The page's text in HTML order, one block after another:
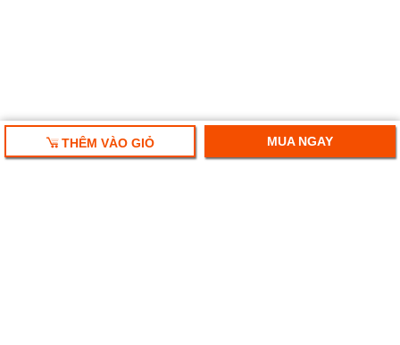
THÊM VÀO GIỎ MUA NGAY